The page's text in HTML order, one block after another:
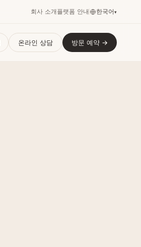
회사 소개플랫폼 안내 한국어▾
온라인 상담 방문 예약 →